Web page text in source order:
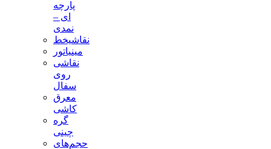
پارچه
ای –
نمدی
نقاشیخط
مینیاتور
نقاشی
روی
سفال
معرق
کاشی
گره
چینی
حجم‌های